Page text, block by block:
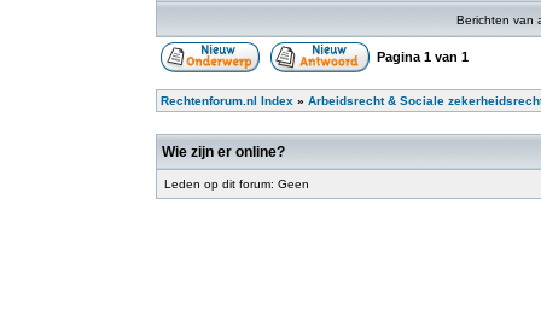
Berichten van
Pagina 1 van 1
Rechtenforum.nl Index » Arbeidsrecht & Sociale
Wie zijn er online?
Leden op dit forum: Geen